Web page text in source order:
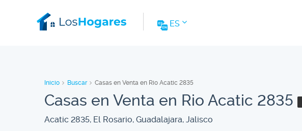
ES
Inicio Buscar Casas en Venta en Rio Acatic 2835
Casas en Venta en Rio Acatic 2835
Acatic 2835, El Rosario, Guadalajara, Jalisco